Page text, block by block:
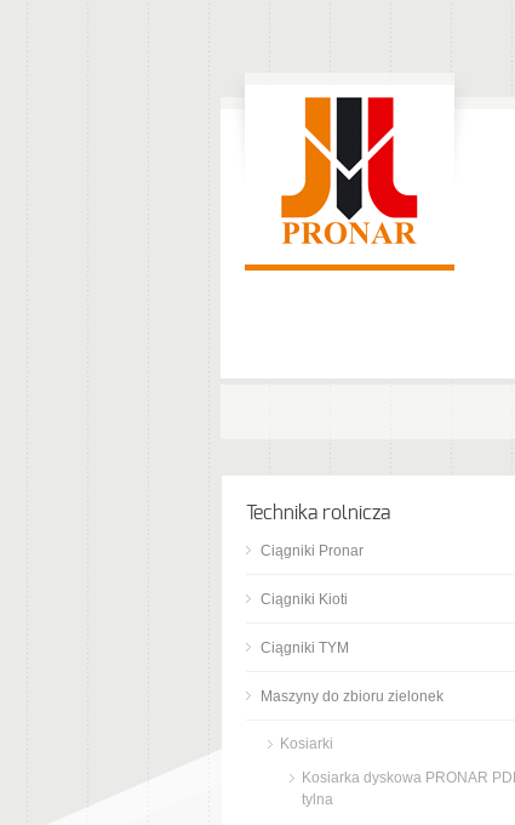
Technika rolnicza
Ciągniki Pronar
Ciągniki Kioti
Ciągniki TYM
Maszyny do zbioru zielonek
Kosiarki
Kosiarka dyskowa PRONAR
tylna